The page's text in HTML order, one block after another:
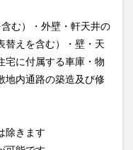
む）・外壁・軒天井の
替えを含む）・壁・天
宅に付属する車庫・物
地内通路の築造及び修
除きます